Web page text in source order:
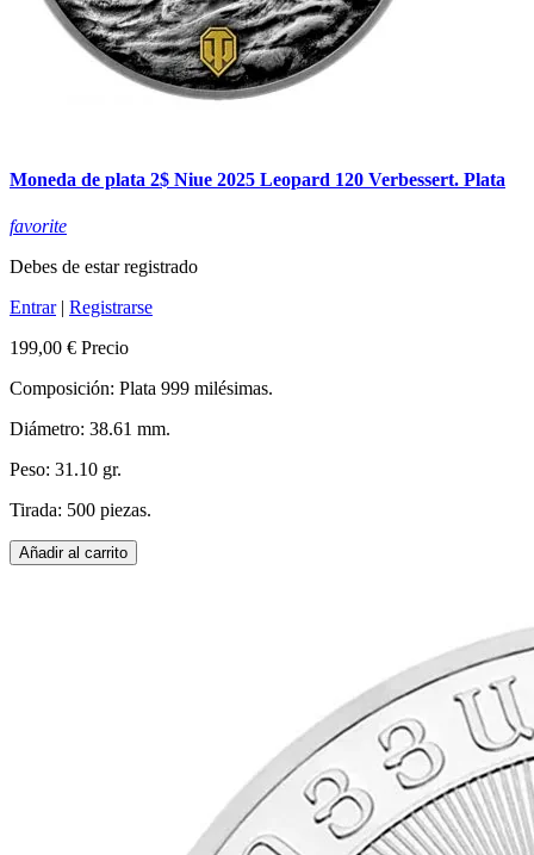
Moneda de plata 2$ Niue 2025 Leopard 120 Verbessert. Plata
favorite
Debes de estar registrado
Entrar| Registrarse
199,00 € Precio
Composición: Plata 999 milésimas.
Diámetro: 38.61 mm.
Peso: 31.10 gr.
Tirada: 500 piezas.
Añadir al carrito